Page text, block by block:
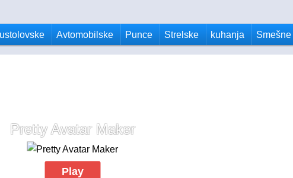
Avtomobilske Punce Strelske kuhanja Smešne
Pretty Avatar Maker
Play